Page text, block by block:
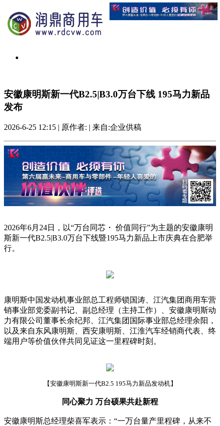
安徽康明斯新一代B2.5|B3.0万台下线 195马力新品
发布
2026-6-25 12:15 | 原作者: | 来自:企业供稿
2026年6月24日，以“万台同芯・ 价值同行”为主题的安徽康明
斯新一代B2.5|B3.0万台下线暨195马力新品上市庆典在合肥举
行。
康明斯中国发动机事业部总工程师锁国涛、江汽集团商用车营
销事业部党委副书记、副总经理（主持工作）、安徽康明斯动
力有限公司董事长余纪邦、江汽集团国际事业部总经理余阳，
以及来自东风康明斯、西安康明斯、江淮汽车经销商代表、终
端用户等价值伙伴共同见证这一里程碑时刻。
【安徽康明斯新一代B2.5 195马力新品发动机】
同心聚力 万台硕果共赴新程
安徽康明斯总经理柴喜军表示：“一万台量产里程碑，从来不